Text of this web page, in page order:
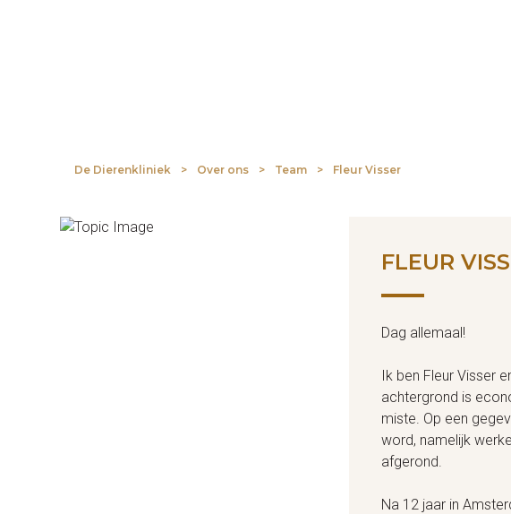
De Dierenkliniek > Over ons > Team > Fleur Visser
FLEUR
Dag allemaal!
Ik ben Fleur Visser
achtergrond is
miste. Op een
word, namelijk
afgerond.
Na 12 jaar in